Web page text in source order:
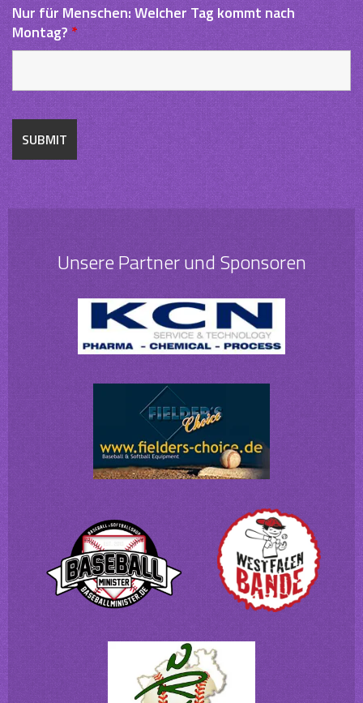
Nur für Menschen: Welcher Tag kommt nach
Montag? *
Unsere Partner und Sponsoren